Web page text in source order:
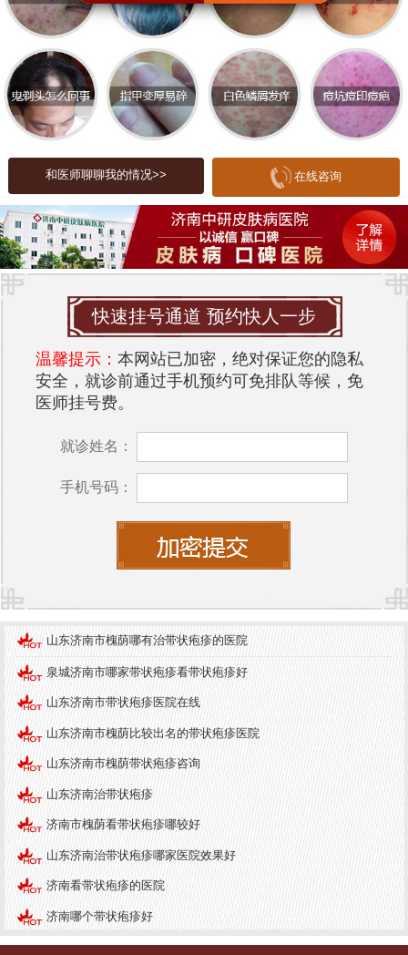
降，病毒重新活跃，导致带状疱疹的发生。带状疱
疹常见的症状包括局部刺痛、瘙痒，以及随之出现
的水疱和红肿。水疱破裂后，会形成结痂，通常在2
至4周内愈合。
值得注意的是，带状疱疹的患者具有传染性，可以
将水痘病毒传播给未感染水痘的人群。因此，患者
在感染期应避免与高风险人群接触，尤其是孕妇和
免疫功能低下的人士。
济南中研皮肤病医院推荐
在济南市众多医疗机构中，济南中研皮肤病医院以
专业的皮肤科服务和良好的口碑脱颖而出。该院拥
有一支经验丰富的皮肤科医生团队，专注于各种皮
肤病的诊断和治疗，包括带状疱疹。
医院引进了先进的医疗设备和技术，如激光治疗、
免疫疗法等，为患者提供个性化的治疗方案。同
时，医院的诊疗流程简便高效，能够最大程度地减
少患者的等待时间。
济南中研皮肤病医院注重患者的就医体验，从预约
挂号到诊后服务，都力求做到细致入微。患者可以
状，进行全面的体检和必要的辅助检查，从而做出
准确的诊断。
此外，医院设有专门的护理团队，为患者提供术后
护理和康复指导，帮助患者更好地恢复。同时，医
院还定期举办健康讲座和皮肤病知识普及活动，提
升公众对皮肤病的认知与预防意识。
医院品牌
济南中研皮肤病医院在业内享有良好的声誉，凭借
专业的医技、优质的服务和创新的诊疗理念，吸引
了大量患者前来就诊。医院的学术活动和研究成果
也为中国皮肤病的诊治做出了贡献，逐渐发展成为
和医师聊聊我的情况>> 在线咨询
快速挂号通道 预约快人一步
温馨提示： 本网站已加密，绝对保证您的隐私
安全，就诊前通过手机预约可免排队等候，免
医师挂号费。
就诊姓名：
手机号码：
山东济南市槐荫哪有治带状疱疹的医院
泉城济南市哪家带状疱疹看带状疱疹好
山东济南市带状疱疹医院在线
山东济南市槐荫比较出名的带状疱疹医院
山东济南市槐荫带状疱疹咨询
山东济南治带状疱疹
济南市槐荫看带状疱疹哪较好
山东济南治带状疱疹哪家医院效果好
济南看带状疱疹的医院
济南哪个带状疱疹好